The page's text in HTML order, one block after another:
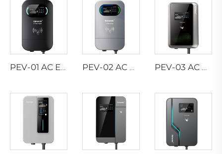
PEV-01 AC EV WALLBOX PEV-02 AC EV WALLBOX PEV-03 AC EV WALLBOX